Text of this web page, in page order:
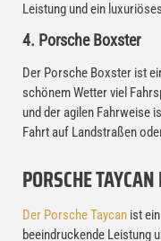
Leistung und ein
4. Porsche Boxster
Der Porsche Boxster ist
schönem Wetter viel
und der agilen Fahrweise
Fahrt auf Landstraßen
PORSCHE
Der Porsche Taycan ist
beeindruckende Leistung